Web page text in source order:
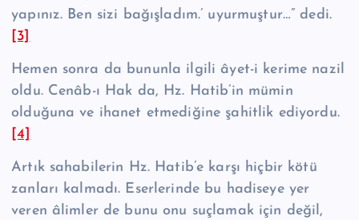
yapınız. Ben sizi bağışladım.’ uyurmuştur…” dedi.
[3]
Hemen sonra da bununla ilgili âyet-i kerime nazil
oldu. Cenâb-ı Hak da, Hz. Ha­tib’in mümin
olduğuna ve ihanet etmediğine şahitlik ediyordu.
[4]
Artık sahabilerin Hz. Hatib’e karşı hiçbir kötü
zanları kalmadı. Eserlerinde bu hadiseye yer
veren âlimler de bunu onu suçlamak için değil,